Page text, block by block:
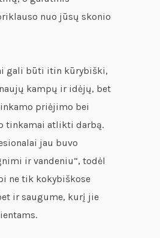
nuo jūsų skonio
gali būti itin kūrybiški,
kampų ir idėjų, bet
priėjimo bei
tinkamai atlikti darbą.
jau buvo
ir vandeniu“, todėl
ne tik kokybiškose
ir saugume, kurį jie